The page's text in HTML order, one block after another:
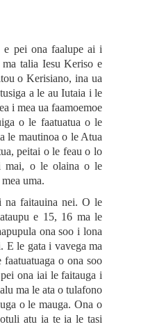
e pei ona faalupe ai i
talia Iesu Keriso e
o Kerisiano, ina ua
a le au Iutaia i le
i mea ua faamoemoe
o le faatuatua o le
le mautinoa o le Atua
peitai o le feau o lo
mai, o le olaina o le
uma.
faitauina nei. O le
e 15, 16 ma le
ona soo i lona
E le gata i vavega ma
o ona soo
ona iai le faitauga i
ma le ata o tulafono
o le mauga. Ona o
atu ia te ia le tasi